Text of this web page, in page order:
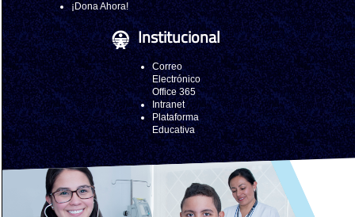
¡Dona Ahora!
Institucional
Correo
Electrónico
Office 365
Intranet
Plataforma
Educativa